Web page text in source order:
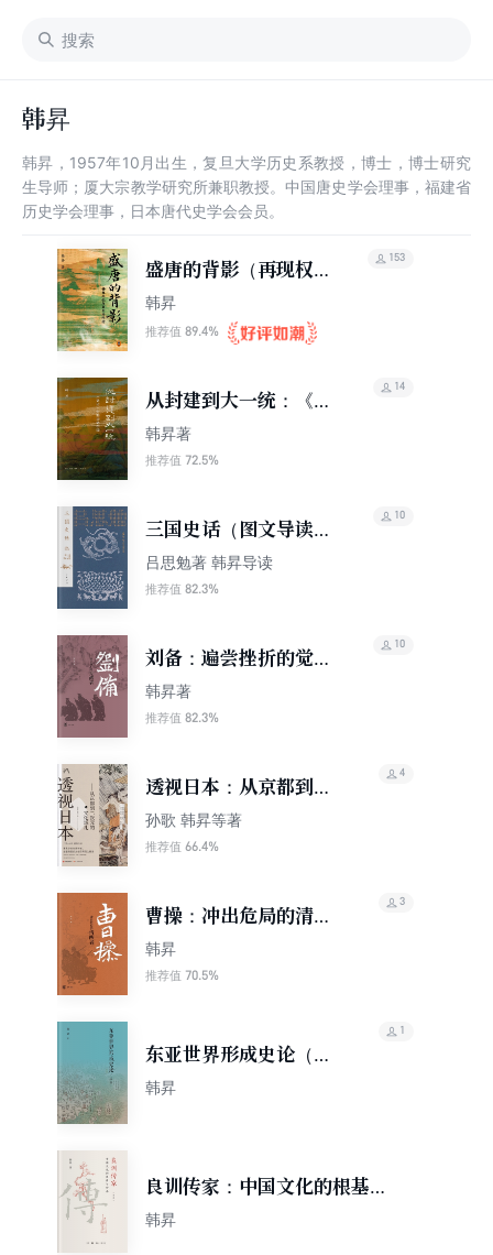
韩昇
韩昇，1957年10月出生，复旦大学历史系教授，博士，博士研究
生导师；厦大宗教学研究所兼职教授。中国唐史学会理事，福建省
历史学会理事，日本唐代史学会会员。
盛唐的背影（再现权力
与野心的博弈！）
韩昇
推荐值 89.4%
153
从封建到大一统：《史
记》中的历史中国
韩昇著
推荐值 72.5%
14
三国史话（图文导读
版）--吕思勉历史著作
集【中华书局出品】
吕思勉著 韩昇导读
推荐值 82.3%
10
刘备：遍尝挫折的觉醒
者【中华书局出品】
韩昇著
推荐值 82.3%
10
透视日本：从京都到二
次元的文化巡礼
孙歌 韩昇等著
推荐值 66.4%
4
曹操：冲出危局的清醒
者（精）
韩昇
推荐值 70.5%
3
东亚世界形成史论（新
版）
韩昇
1
良训传家：中国文化的根基与
传承（新版）
韩昇